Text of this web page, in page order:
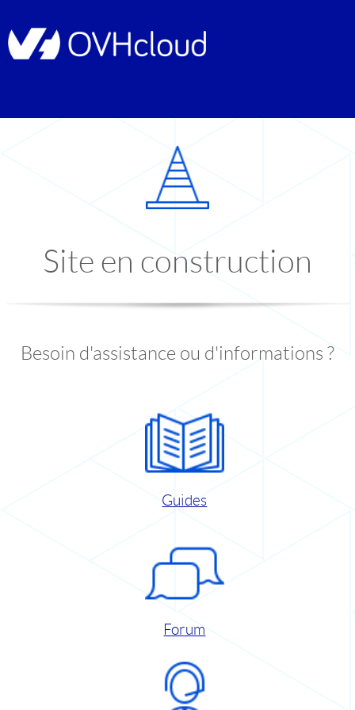
Site en construction
Besoin d'assistance ou d'informations ?
Guides
Forum